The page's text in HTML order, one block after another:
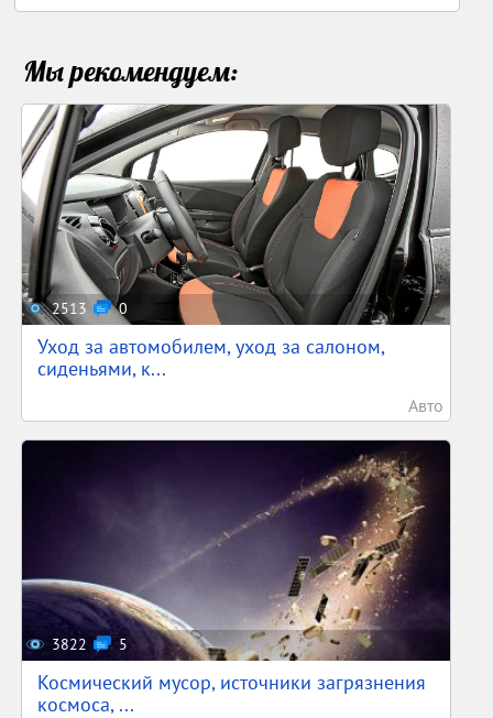
Мы рекомендуем:
2513 0
Уход за автомобилем, уход за салоном,
сиденьями, к...
Авто
3822 5
Космический мусор, источники загрязнения
космоса, ...